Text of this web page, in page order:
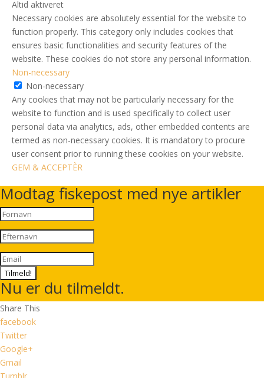
Altid aktiveret
Necessary cookies are absolutely essential for the website to
function properly. This category only includes cookies that
ensures basic functionalities and security features of the
website. These cookies do not store any personal information.
Non-necessary
Non-necessary
Any cookies that may not be particularly necessary for the
website to function and is used specifically to collect user
personal data via analytics, ads, other embedded contents are
termed as non-necessary cookies. It is mandatory to procure
user consent prior to running these cookies on your website.
GEM & ACCEPTÈR
Modtag fiskepost med nye artikler
Tilmeld!
Nu er du tilmeldt.
Share This
facebook
Twitter
Google+
Gmail